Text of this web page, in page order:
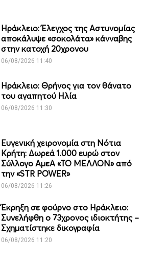
Ηράκλειο: Έλεγχος της Αστυνομίας
αποκάλυψε «σοκολάτα» κάνναβης
στην κατοχή 20χρονου
06/08/2026 11:40
Ηράκλειο: Θρήνος για τον θάνατο
του αγαπητού Ηλία
06/08/2026 11:30
Ευγενική χειρονομία στη Νότια
Κρήτη: Δωρεά 1.000 ευρώ στον
Σύλλογο ΑμεΑ «ΤΟ ΜΕΛΛΟΝ» από
την «STR POWER»
06/08/2026 11:26
Έκρηξη σε φούρνο στο Ηράκλειο:
Συνελήφθη ο 73χρονος ιδιοκτήτης –
Σχηματίστηκε δικογραφία
06/08/2026 11:20